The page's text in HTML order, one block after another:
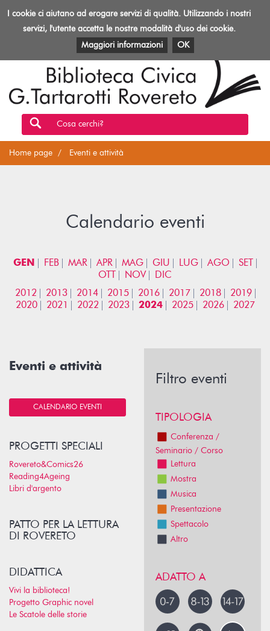
Toggle
Biblioteca
Rovereto
EVENTI E ATTIVITÀ PATRIMONIO E RISORSE
Cosa cerchi?
Home page Eventi e attività
Calendario eventi
GEN FEB MAR APR MAG GIU LUG AGO
SET
OTT
NOV
DIC
2012
2013 2014 2015 2016 2017 2018
2019
2020
2021 2022 2023 2024 2025 2026 2027
Eventi e attività
CALENDARIO EVENTI
PROGETTI SPECIALI
Rovereto&Comics26
Reading4Ageing
Libri d'argento
PATTO PER LA LETTURA
DI ROVERETO
DIDATTICA
Vivi la biblioteca!
Progetto Graphic novel
Le Scatole delle storie
Filtro eventi
TIPOLOGIA
Conferenza /
Seminario / Corso
Lettura
Mostra
Musica
Presentazione
Spettacolo
Altro
ADATTO A
I cookie ci aiutano ad erogare servizi di qualità. Utilizzando i nostri
servizi, l'utente accetta le nostre modalità d'uso dei cookie.
Maggiori informazioni
OK